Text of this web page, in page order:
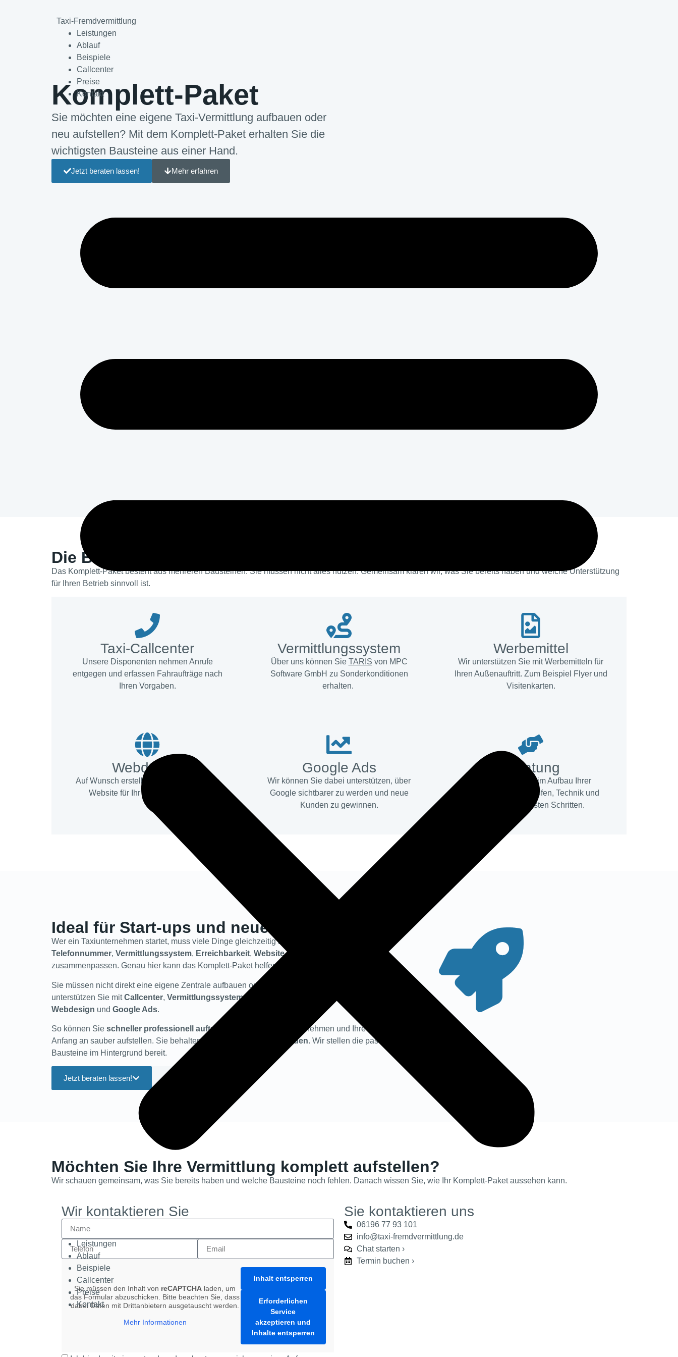
Taxi-Fremdvermittlung
Leistungen
Ablauf
Beispiele
Callcenter
Preise
Kontakt
Leistungen
Ablauf
Beispiele
Callcenter
Preise
Kontakt
Komplett-Paket
Sie möchten eine eigene Taxi-Vermittlung aufbauen oder
neu aufstellen? Mit dem Komplett-Paket erhalten Sie die
wichtigsten Bausteine aus einer Hand.
Jetzt beraten lassen! Mehr erfahren
Die Bausteine für Ihre eigene Taxi-Vermittlung
Das Komplett-Paket besteht aus mehreren Bausteinen. Sie müssen nicht alles nutzen. Gemeinsam klären wir, was Sie bereits haben und welche Unterstützung
für Ihren Betrieb sinnvoll ist.
Taxi-Callcenter
Unsere Disponenten nehmen Anrufe
entgegen und erfassen Fahraufträge nach
Ihren Vorgaben.
Ver­mittlungs­system
Über uns können Sie TARIS von MPC
Software GmbH zu Sonderkonditionen
erhalten.
Werbe­mittel
Wir unterstützen Sie mit Werbemitteln für
Ihren Außenauftritt. Zum Beispiel Flyer und
Visitenkarten.
Web­design
Auf Wunsch erstellen wir eine passende
Website für Ihr Taxiunternehmen.
Google Ads
Wir können Sie dabei unterstützen, über
Google sichtbarer zu werden und neue
Kunden zu gewinnen.
Beratung
Wir beraten Sie beim Aufbau Ihrer
Vermittlung, bei Abläufen, Technik und
sinnvollen nächsten Schritten.
Ideal für Start-ups und neue Taxiunternehmen
Wer ein Taxiunternehmen startet, muss viele Dinge gleichzeitig aufbauen.
Telefonnummer, Vermittlungssystem, Erreichbarkeit, Websiteund
zusammenpassen. Genau hier kann das Komplett-Paket helfen.
Sie müssen nicht direkt eine eigene Zentrale aufbauen oder alle Lösungen einzeln organisieren. Wir
unterstützen Sie mitCallcenter, Vermittlungssystem,
Webdesign und Google Ads.
So können Sie schneller professionell auftreten
, Kundenanfragen annehmen und Ihre Vermittlung von
Anfang an sauber aufstellen. Sie behalten
Ihre Kunden. Wir stellen die passenden
Bausteine im Hintergrund bereit.
Jetzt beraten lassen! Die Bausteine
Möchten Sie Ihre Vermittlung komplett aufstellen?
Wir schauen gemeinsam, was Sie bereits haben und welche Bausteine noch fehlen. Danach wissen Sie, wie Ihr Komplett-Paket aussehen kann.
Wir kontaktieren Sie
Sie müssen den Inhalt von reCAPTCHA laden, um
das Formular abzuschicken. Bitte beachten Sie, dass
dabei Daten mit Drittanbietern ausgetauscht werden.
Mehr Informationen
Inhalt entsperren
Erforderlichen
Service
akzeptieren und
Inhalte entsperren
Sie kontaktieren uns
06196 77 93 101
info@taxi-fremdvermittlung.de
Chat starten ›
Termin buchen ›